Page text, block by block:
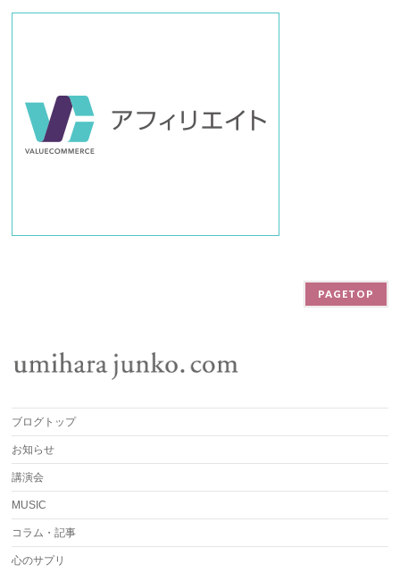
PAGETOP
ブログトップ
お知らせ
講演会
MUSIC
コラム・記事
心のサプリ